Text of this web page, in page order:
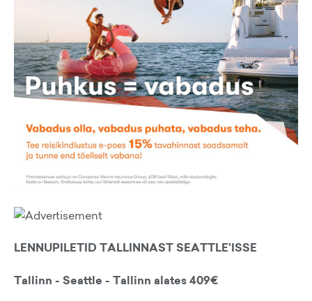
LENNUPILETID TALLINNAST SEATTLE'ISSE
Tallinn - Seattle - Tallinn alates 409€